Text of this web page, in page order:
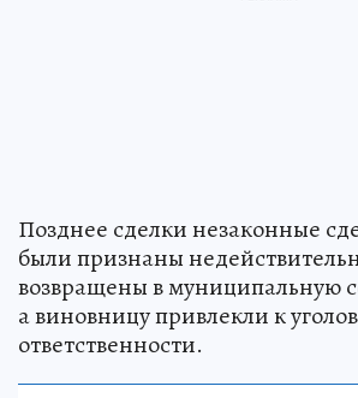
Позднее сделки незаконные
были признаны
возвращены в муниципальную
а виновницу привлекли к
ответственности.